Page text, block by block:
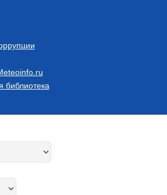
библиотека